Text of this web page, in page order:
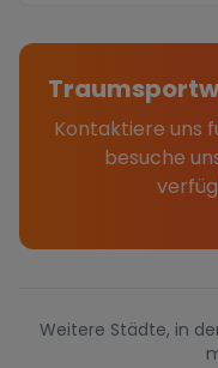
Kontaktiere uns
besuche
Weitere Städte, in